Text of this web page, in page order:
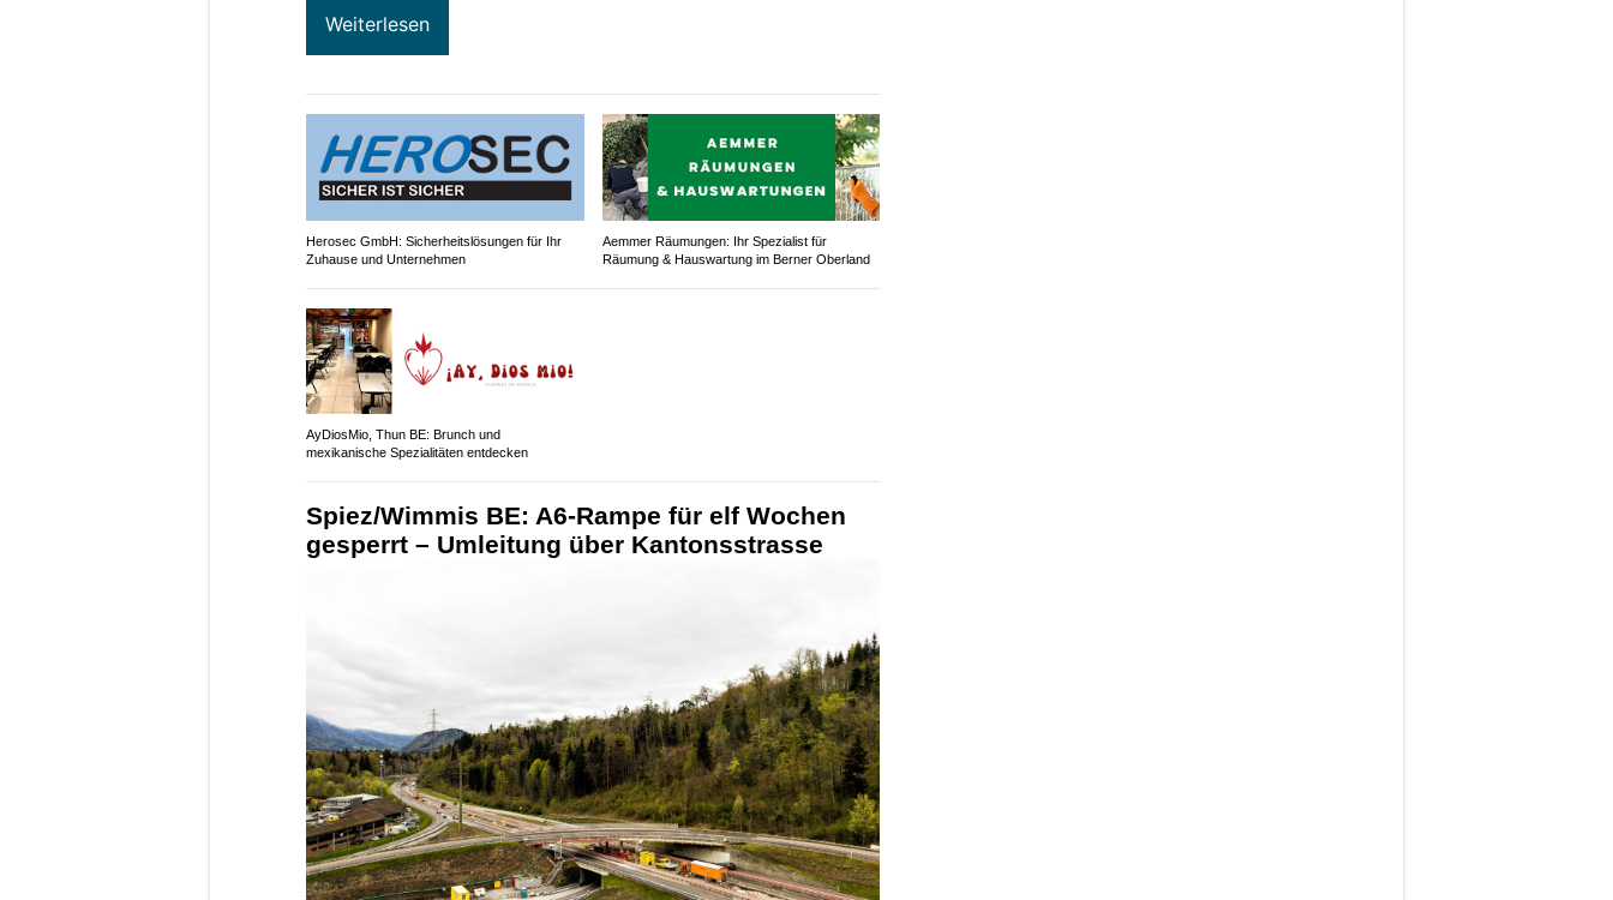
Weiterlesen
Herosec GmbH: Sicherheitslösungen für Ihr
Zuhause und Unternehmen
Aemmer Räumungen: Ihr Spezialist für
Räumung & Hauswartung im Berner Oberland
AyDiosMio, Thun BE: Brunch und
mexikanische Spezialitäten entdecken
Spiez/Wimmis BE: A6-Rampe für elf Wochen
gesperrt – Umleitung über Kantonsstrasse